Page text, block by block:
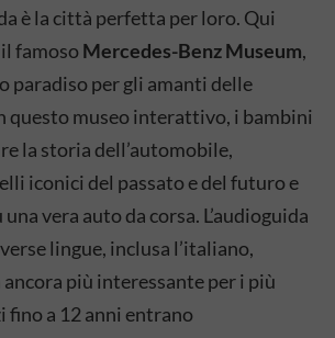
è la città perfetta per loro. Qui
famoso Mercedes-Benz Museum,
paradiso per gli amanti delle
questo museo interattivo, i bambini
la storia dell’automobile,
iconici del passato e del futuro e
vera auto da corsa. L’audioguida
lingue, inclusa l’italiano,
più interessante per i più
fino a 12 anni entrano